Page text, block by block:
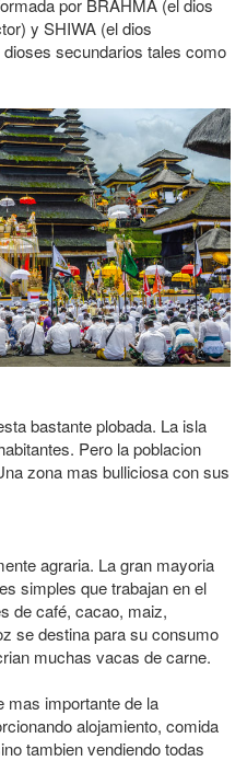
por BRAHMA (el dios
y SHIWA (el dios
secundarios tales como
bastante plobada. La isla
Pero la poblacion
zona mas bulliciosa con sus
agraria. La gran mayoria
simples que trabajan en el
de café, cacao, maiz,
se destina para su consumo
muchas vacas de carne.
mas importante de la
alojamiento, comida
tambien vendiendo todas